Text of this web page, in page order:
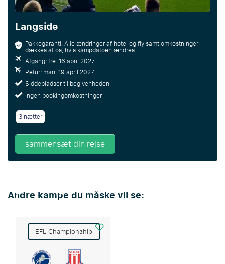
Langside
Pakkegaranti: Alle ændringer af hotel og fly samt omkostninger
dækkes af os, hvis kampdatoen ændres.
Afgang: fre. 16 april 2027
Retur: man. 19 april 2027
Siddepladser til begivenheden
Ingen bookingomkostninger
3 nætter
sammensæt din rejse
Andre kampe du måske vil se:
EFL Championship